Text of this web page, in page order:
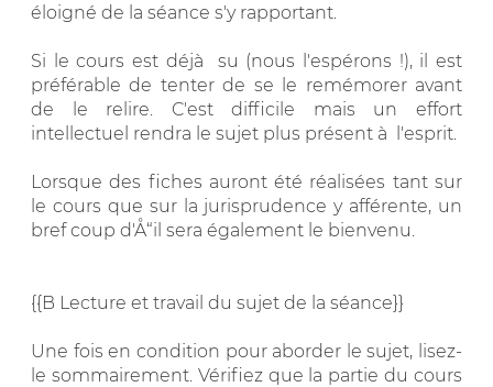
éloigné de la séance s'y rapportant.
Si le cours est déjà su (nous l'espérons !), il est
préférable de tenter de se le remémorer avant
de le relire. C'est difficile mais un effort
intellectuel rendra le sujet plus présent à l'esprit.
Lorsque des fiches auront été réalisées tant sur
le cours que sur la jurisprudence y afférente, un
bref coup d'Å“il sera également le bienvenu.
{{B Lecture et travail du sujet de la séance}}
Une fois en condition pour aborder le sujet, lisez-
le sommairement. Vérifiez que la partie du cours